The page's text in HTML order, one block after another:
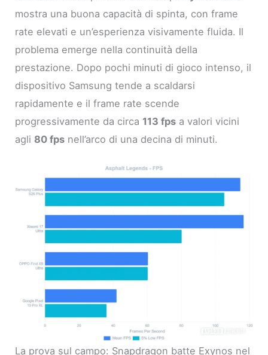
mostra una buona capacità di spinta, con frame
rate elevati e un’esperienza visivamente fluida. Il
problema emerge nella continuità della
prestazione. Dopo pochi minuti di gioco intenso, il
dispositivo Samsung tende a scaldarsi
rapidamente e il frame rate scende
progressivamente da circa 113 fps a valori vicini
agli 80 fps nell’arco di una decina di minuti.
La prova sul campo: Snapdragon batte Exynos nel